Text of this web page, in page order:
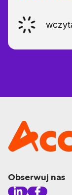
Obserwuj nas